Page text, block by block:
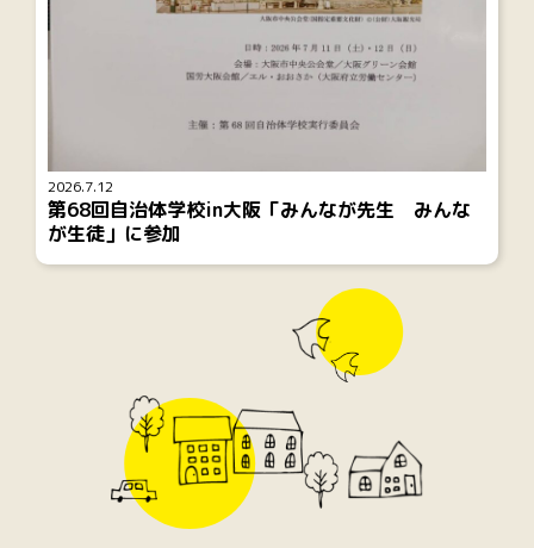
2026.7.12
第68回自治体学校in大阪「みんなが先生 みんな
が生徒」に参加